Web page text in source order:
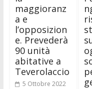
maggioranz
a e
l’opposizion
e. Prevederà
90 unità
abitative a
Teverolaccio
5 Ottobre 2022